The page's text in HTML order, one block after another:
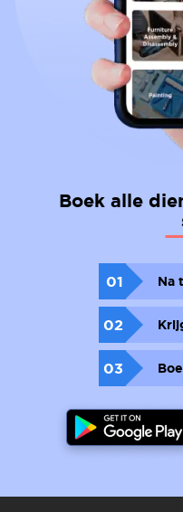
Boek alle
01 Na
02
03